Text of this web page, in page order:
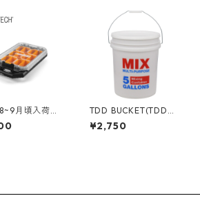
月頃入荷】T
（タフビ
TECH(ス
TDD BUCKET(TDDバ
ケット) 5ガロンバケツ
[マルチミックス] フタ
¥2,750